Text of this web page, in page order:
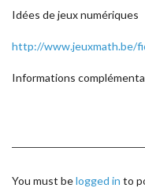
Idées de jeux numériques
http://www.jeuxmath.be/
Informations
You must belogged in to